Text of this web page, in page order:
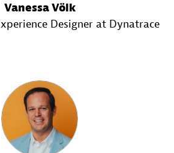
Vanessa Völk
Designer at Dynatrace